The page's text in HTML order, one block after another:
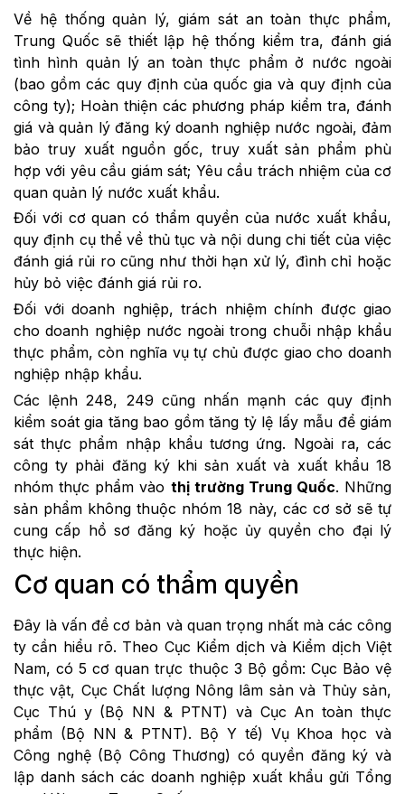
Về hệ thống quản lý, giám sát an toàn thực phẩm,
Trung Quốc sẽ thiết lập hệ thống kiểm tra, đánh giá
tình hình quản lý an toàn thực phẩm ở nước ngoài
(bao gồm các quy định của quốc gia và quy định của
công ty); Hoàn thiện các phương pháp kiểm tra, đánh
giá và quản lý đăng ký doanh nghiệp nước ngoài, đảm
bảo truy xuất nguồn gốc, truy xuất sản phẩm phù
hợp với yêu cầu giám sát; Yêu cầu trách nhiệm của cơ
quan quản lý nước xuất khẩu.
Đối với cơ quan có thẩm quyền của nước xuất khẩu,
quy định cụ thể về thủ tục và nội dung chi tiết của việc
đánh giá rủi ro cũng như thời hạn xử lý, đình chỉ hoặc
hủy bỏ việc đánh giá rủi ro.
Đối với doanh nghiệp, trách nhiệm chính được giao
cho doanh nghiệp nước ngoài trong chuỗi nhập khẩu
thực phẩm, còn nghĩa vụ tự chủ được giao cho doanh
nghiệp nhập khẩu.
Các lệnh 248, 249 cũng nhấn mạnh các quy định
kiểm soát gia tăng bao gồm tăng tỷ lệ lấy mẫu để giám
sát thực phẩm nhập khẩu tương ứng. Ngoài ra, các
công ty phải đăng ký khi sản xuất và xuất khẩu 18
nhóm thực phẩm vào thị trường Trung Quốc. Những
sản phẩm không thuộc nhóm 18 này, các cơ sở sẽ tự
cung cấp hồ sơ đăng ký hoặc ủy quyền cho đại lý
thực hiện.
Cơ quan có thẩm quyền
Đây là vấn đề cơ bản và quan trọng nhất mà các công
ty cần hiểu rõ. Theo Cục Kiểm dịch và Kiểm dịch Việt
Nam, có 5 cơ quan trực thuộc 3 Bộ gồm: Cục Bảo vệ
thực vật, Cục Chất lượng Nông lâm sản và Thủy sản,
Cục Thú y (Bộ NN & PTNT) và Cục An toàn thực
phẩm (Bộ NN & PTNT). Bộ Y tế) Vụ Khoa học và
Công nghệ (Bộ Công Thương) có quyền đăng ký và
lập danh sách các doanh nghiệp xuất khẩu gửi Tổng